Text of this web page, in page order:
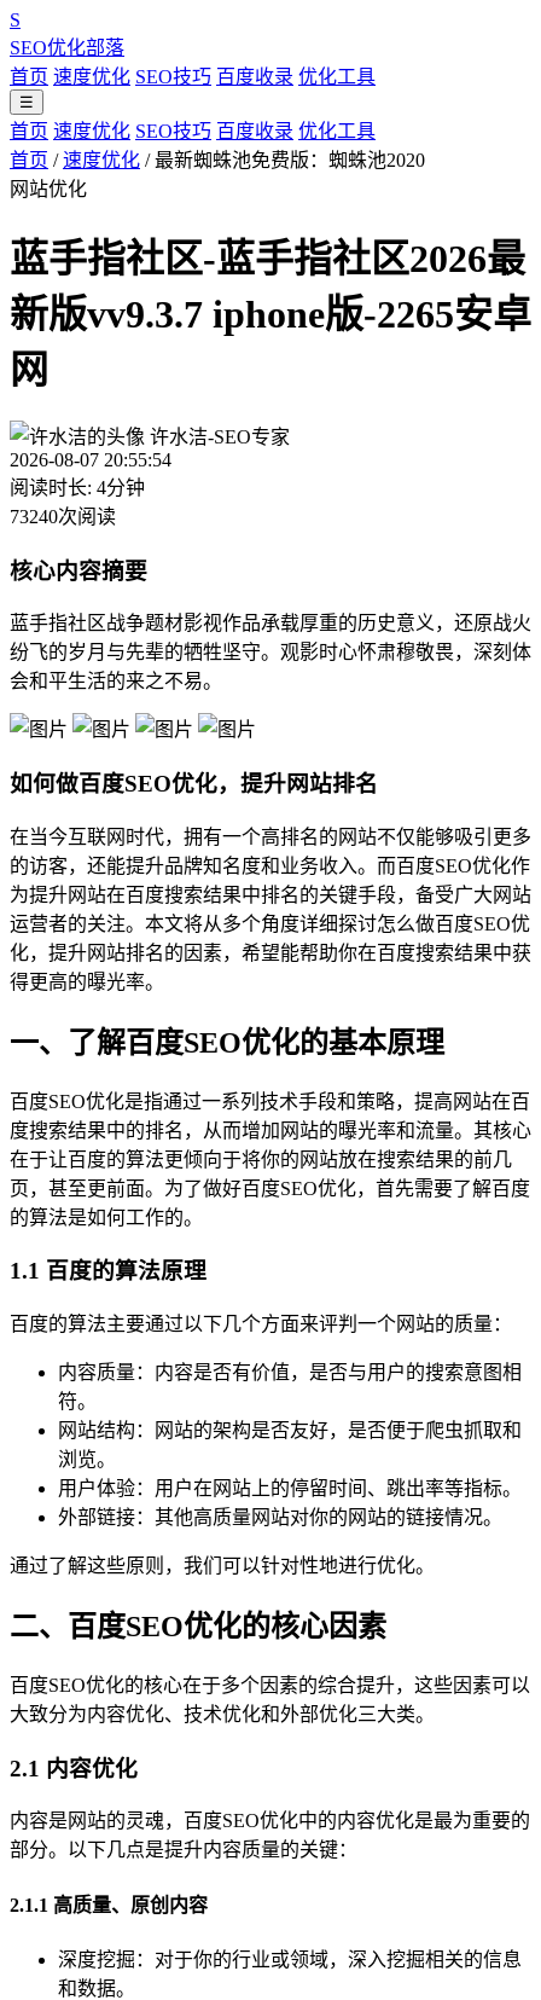
S
SEO优化部落
首页 速度优化 SEO技巧 百度收录 优化工具
☰
首页 速度优化 SEO技巧 百度收录 优化工具
首页 / 速度优化 / 最新蜘蛛池免费版：蜘蛛池2020
网站优化
蓝手指社区-蓝手指社区2026最
新版vv9.3.7 iphone版-2265安卓
网
许水洁-SEO专家
2026-08-07 20:55:54
阅读时长: 4分钟
73240次阅读
核心内容摘要
蓝手指社区战争题材影视作品承载厚重的历史意义，还原战火
纷飞的岁月与先辈的牺牲坚守。观影时心怀肃穆敬畏，深刻体
会和平生活的来之不易。
如何做百度SEO优化，提升网站排名
在当今互联网时代，拥有一个高排名的网站不仅能够吸引更多
的访客，还能提升品牌知名度和业务收入。而百度SEO优化作
为提升网站在百度搜索结果中排名的关键手段，备受广大网站
运营者的关注。本文将从多个角度详细探讨怎么做百度SEO优
化，提升网站排名的因素，希望能帮助你在百度搜索结果中获
得更高的曝光率。
一、了解百度SEO优化的基本原理
百度SEO优化是指通过一系列技术手段和策略，提高网站在百
度搜索结果中的排名，从而增加网站的曝光率和流量。其核心
在于让百度的算法更倾向于将你的网站放在搜索结果的前几
页，甚至更前面。为了做好百度SEO优化，首先需要了解百度
的算法是如何工作的。
1.1 百度的算法原理
百度的算法主要通过以下几个方面来评判一个网站的质量：
内容质量：内容是否有价值，是否与用户的搜索意图相
符。
网站结构：网站的架构是否友好，是否便于爬虫抓取和
浏览。
用户体验：用户在网站上的停留时间、跳出率等指标。
外部链接：其他高质量网站对你的网站的链接情况。
通过了解这些原则，我们可以针对性地进行优化。
二、百度SEO优化的核心因素
百度SEO优化的核心在于多个因素的综合提升，这些因素可以
大致分为内容优化、技术优化和外部优化三大类。
2.1 内容优化
内容是网站的灵魂，百度SEO优化中的内容优化是最为重要的
部分。以下几点是提升内容质量的关键：
2.1.1 高质量、原创内容
深度挖掘：对于你的行业或领域，深入挖掘相关的信息
和数据。